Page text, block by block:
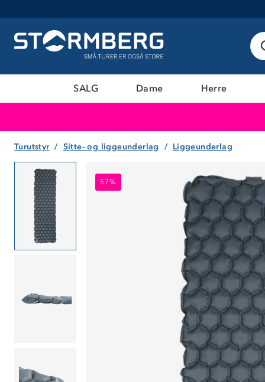
SALG Dame Herre
Turutstyr Sitte- og liggeunderlag Liggeunderlag
57%
57%